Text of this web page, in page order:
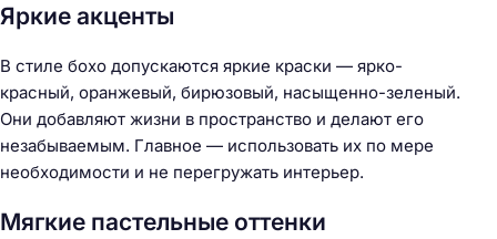
Яркие акценты
В стиле бохо допускаются яркие краски — ярко-
красный, оранжевый, бирюзовый, насыщенно-зеленый.
Они добавляют жизни в пространство и делают его
незабываемым. Главное — использовать их по мере
необходимости и не перегружать интерьер.
Мягкие пастельные оттенки